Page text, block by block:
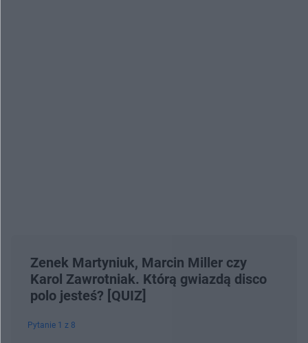
Zenek Martyniuk, Marcin Miller czy
Karol Zawrotniak. Którą gwiazdą disco
polo jesteś? [QUIZ]
Pytanie 1 z 8